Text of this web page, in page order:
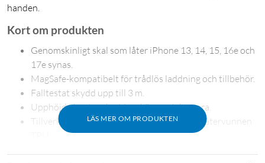
handen.
LÄS MER OM PRODUKTEN
Kort om produkten
Genomskinligt skal som låter iPhone 13, 14, 15, 16e och
17e synas.
MagSafe-kompatibelt för trådlös laddning och tillbehör.
Falltestat skydd upp till 3 m.
Upphöjda kanter skyddar skärm och kamera.
Tillverkat av återvunnen polykarbonat och återvunnen